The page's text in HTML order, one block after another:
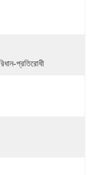
প্রতিরোধী